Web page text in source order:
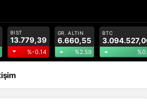
BIST
13.779,39
%-0.14
GR. ALTIN
6.660,55
%2.59
BTC